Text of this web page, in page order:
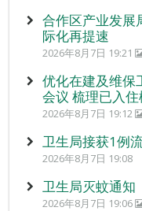
合作区产业发展
际化再提速
2026年8月7日 19:21
优化在建及维保
会议 梳理已入
2026年8月7日 19:12
卫生局接获1例
2026年8月7日 19:08
卫生局灭蚊通知
2026年8月7日 19:06